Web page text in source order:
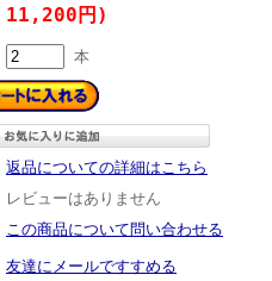
11,200円)
本
返品についての詳細はこちら
レビューはありません
この商品について問い合わせる
友達にメールですすめる